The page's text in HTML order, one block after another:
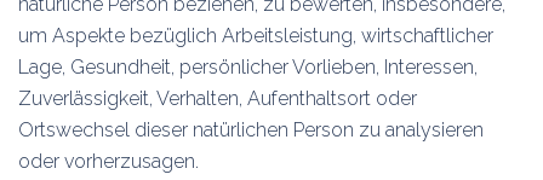
um Aspekte bezüglich Arbeitsleistung, wirtschaftlicher
Lage, Gesundheit, persönlicher Vorlieben, Interessen,
Zuverlässigkeit, Verhalten, Aufenthaltsort oder
Ortswechsel dieser natürlichen Person zu analysieren
oder vorherzusagen.